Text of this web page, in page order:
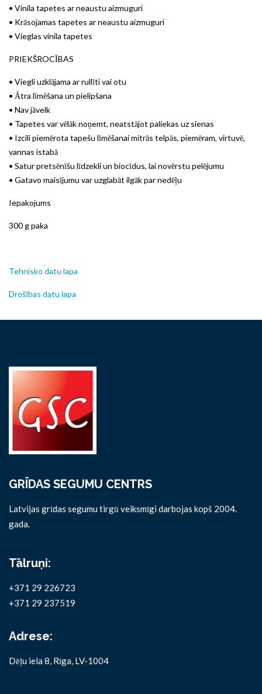
• Vinila tapetes ar neaustu aizmuguri
• Krāsojamas tapetes ar neaustu aizmuguri
• Vieglas vinila tapetes
PRIEKŠROCĪBAS
• Viegli uzklājama ar rullīti vai otu
• Ātra līmēšana un pielipšana
• Nav jāvelk
• Tapetes var vēlāk noņemt, neatstājot paliekas uz sienas
• Izcili piemērota tapešu līmēšanai mitrās telpās, piemēram, virtuvē,
vannas istabā
• Satur pretsēnīšu līdzekli un biocīdus, lai novērstu pelējumu
• Gatavo maisījumu var uzglabāt ilgāk par nedēļu
Iepakojums
300 g paka
Tehnisko datu lapa
Drošības datu lapa
GRĪDAS SEGUMU CENTRS
Latvijas grīdas segumu tirgū veiksmīgi darbojas kopš 2004.
gada.
Tālruņi:
+371 29 226723
+371 29 237519
Adrese:
Dēļu iela 8, Rīga, LV-1004